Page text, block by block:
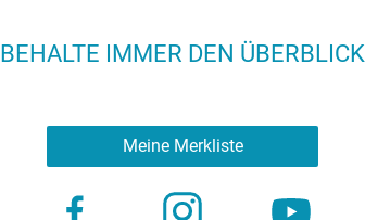
BEHALTE IMMER DEN ÜBERBLICK
Meine Merkliste